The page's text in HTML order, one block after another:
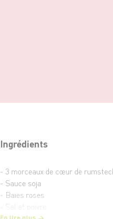
Ingrédients
- 3 morceaux de cœur de
- Sauce soja
- Baies roses
- Sel et poivre
En lire plus